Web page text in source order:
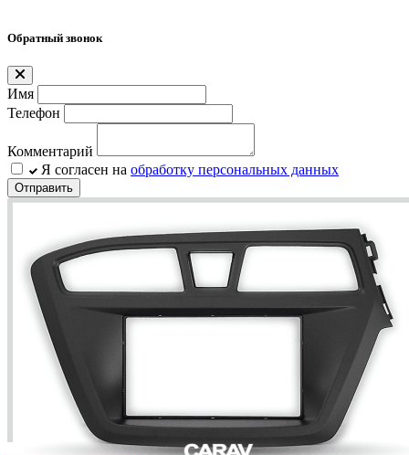
Обратный звонок
Имя
Телефон
Комментарий
Я согласен на обработку персональных данных
Отправить